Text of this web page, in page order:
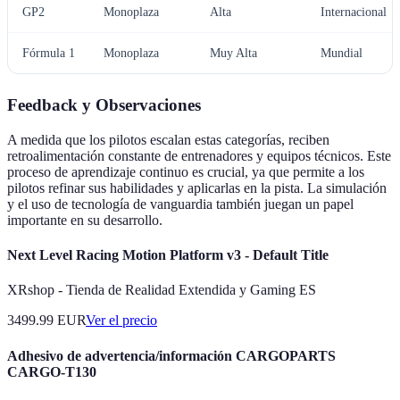
GP2 Monoplaza Alta Internacional
Fórmula 1 Monoplaza Muy Alta Mundial
Feedback y Observaciones
A medida que los pilotos escalan estas categorías, reciben
retroalimentación constante de entrenadores y equipos técnicos. Este
proceso de aprendizaje continuo es crucial, ya que permite a los
pilotos refinar sus habilidades y aplicarlas en la pista. La simulación
y el uso de tecnología de vanguardia también juegan un papel
importante en su desarrollo.
Next Level Racing Motion Platform v3 - Default Title
XRshop - Tienda de Realidad Extendida y Gaming ES
3499.99 EURVer el precio
Adhesivo de advertencia/información CARGOPARTS
CARGO-T130